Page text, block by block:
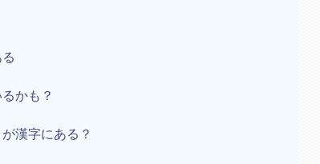
かも？
漢字にある？